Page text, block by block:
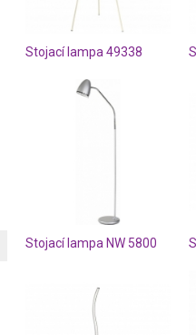
Stojací lampa 49338
Stojací lampa NW 5800